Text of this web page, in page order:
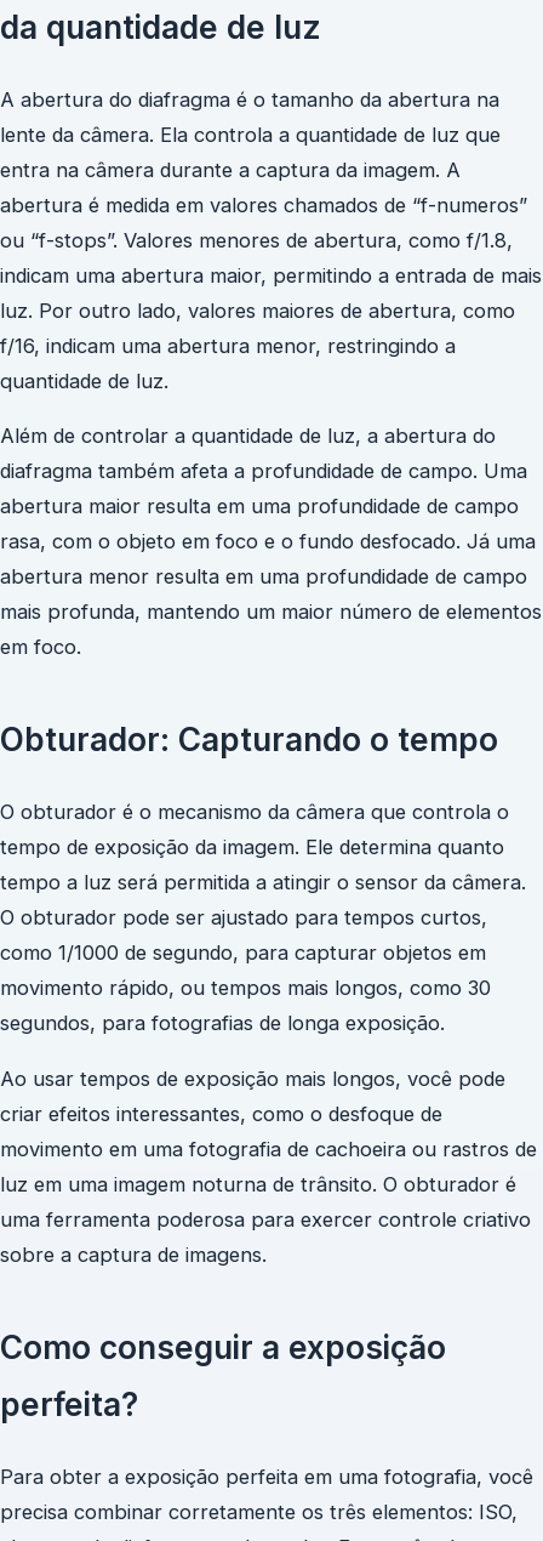
da quantidade de luz
A abertura do diafragma é o tamanho da abertura na
lente da câmera. Ela controla a quantidade de luz que
entra na câmera durante a captura da imagem. A
abertura é medida em valores chamados de “f-numeros”
ou “f-stops”. Valores menores de abertura, como f/1.8,
indicam uma abertura maior, permitindo a entrada de mais
luz. Por outro lado, valores maiores de abertura, como
f/16, indicam uma abertura menor, restringindo a
quantidade de luz.
Além de controlar a quantidade de luz, a abertura do
diafragma também afeta a profundidade de campo. Uma
abertura maior resulta em uma profundidade de campo
rasa, com o objeto em foco e o fundo desfocado. Já uma
abertura menor resulta em uma profundidade de campo
mais profunda, mantendo um maior número de elementos
em foco.
Obturador: Capturando o tempo
O obturador é o mecanismo da câmera que controla o
tempo de exposição da imagem. Ele determina quanto
tempo a luz será permitida a atingir o sensor da câmera.
O obturador pode ser ajustado para tempos curtos,
como 1/1000 de segundo, para capturar objetos em
movimento rápido, ou tempos mais longos, como 30
segundos, para fotografias de longa exposição.
Ao usar tempos de exposição mais longos, você pode
criar efeitos interessantes, como o desfoque de
movimento em uma fotografia de cachoeira ou rastros de
luz em uma imagem noturna de trânsito. O obturador é
uma ferramenta poderosa para exercer controle criativo
sobre a captura de imagens.
Como conseguir a exposição
perfeita?
Para obter a exposição perfeita em uma fotografia, você
precisa combinar corretamente os três elementos: ISO,